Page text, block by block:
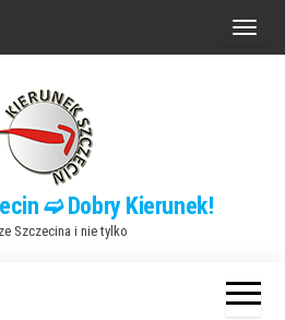
P
n
a
➫ Dobry Kierunek!
Szczecina i nie tylko